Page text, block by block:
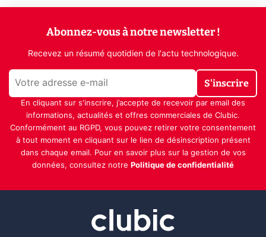
Abonnez-vous à notre newsletter !
Recevez un résumé quotidien de l'actu technologique.
S'inscrire
En cliquant sur s'inscrire, j’accepte de recevoir par email des
informations, actualités et offres commerciales de Clubic.
Conformément au RGPD, vous pouvez retirer votre consentement
à tout moment en cliquant sur le lien de désinscription présent
dans chaque email. Pour en savoir plus sur la gestion de vos
données, consultez notre Politique de confidentialité